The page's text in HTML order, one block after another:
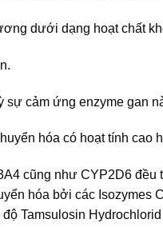
dưới dạng hoạt chất
sự cảm ứng enzyme gan
hóa có hoạt tính cao
cũng như CYP2D6
hóa bởi các Isozymes
Tamsulosin Hydrochlorid